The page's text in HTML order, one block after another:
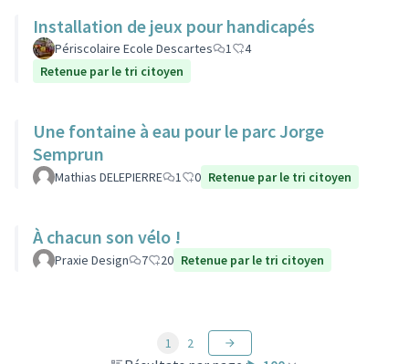
Installation de jeux pour handicapés
Périscolaire Ecole Descartes 1
4
Retenue par le tri citoyen
Une fontaine à eau pour le parc Jorge
Semprun
Mathias DELEPIERRE 1 0 Retenue par le tri citoyen
À chacun son vélo !
Praxie Design 7 20 Retenue par le tri citoyen
1 2